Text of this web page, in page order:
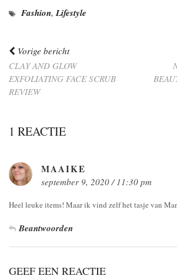
Fashion,Lifestyle
Vorige bericht
CLAY AND GLOW
EXFOLIATING FACE SCRUB
REVIEW
1 REACTIE
MAAIKE
september 9, 2020 / 11:30 pm
Heel leuke items! Maar ik vind zelf het tasje van
Beantwoorden
GEEF EEN REACTIE